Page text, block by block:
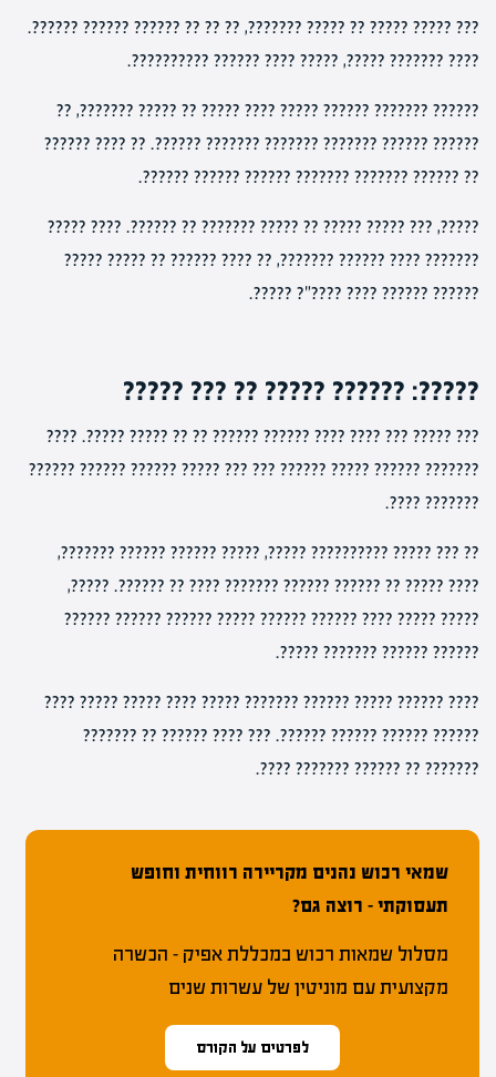
??? ????? ????? ?? ????? ???????, ?? ?? ?? ?????? ?????? ??????.
???? ??????? ?????, ????? ???? ?????? ??????????.
?????? ??????? ?????? ????? ???? ????? ?? ????? ???????, ??
?????? ?????? ??????? ??????? ??????? ??????. ?? ???? ??????
?? ?????? ??????? ??????? ?????? ?????? ??????.
?????, ??? ????? ????? ?? ????? ??????? ?? ??????. ???? ?????
??????? ???? ?????? ???????, ?? ???? ?????? ?? ????? ?????
?????? ?????? ???? ????"? ?????.
?????: ?????? ????? ?? ??? ?????
??? ????? ??? ???? ???? ?????? ?????? ?? ?? ????? ?????. ????
??????? ?????? ????? ?????? ??? ??? ????? ?????? ?????? ??????
??????? ????.
?? ??? ????? ?????????? ?????, ????? ?????? ?????? ???????,
???? ????? ?? ?????? ?????? ??????? ???? ?? ??????. ?????,
????? ????? ???? ?????? ?????? ????? ?????? ?????? ??????
?????? ?????? ??????? ?????.
???? ?????? ????? ?????? ??????? ????? ???? ????? ????? ????
?????? ?????? ?????? ??????. ??? ???? ?????? ?? ???????
??????? ?? ?????? ??????? ????.
שמאי רכוש נהנים מקריירה רווחית וחופש
תעסוקתי – רוצה גם?
מסלול שמאות רכוש במכללת אפיק – הכשרה
מקצועית עם מוניטין של עשרות שנים
לפרטים על הקורס